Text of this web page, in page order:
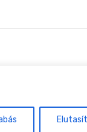
Elutasít